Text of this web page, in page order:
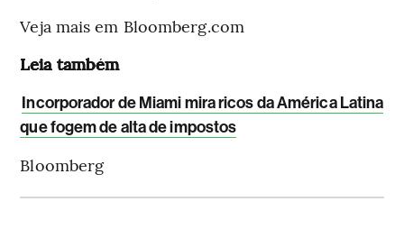
Veja mais em Bloomberg.com
Leia também
Incorporador de Miami mira ricos da América Latina
que fogem de alta de impostos
Bloomberg